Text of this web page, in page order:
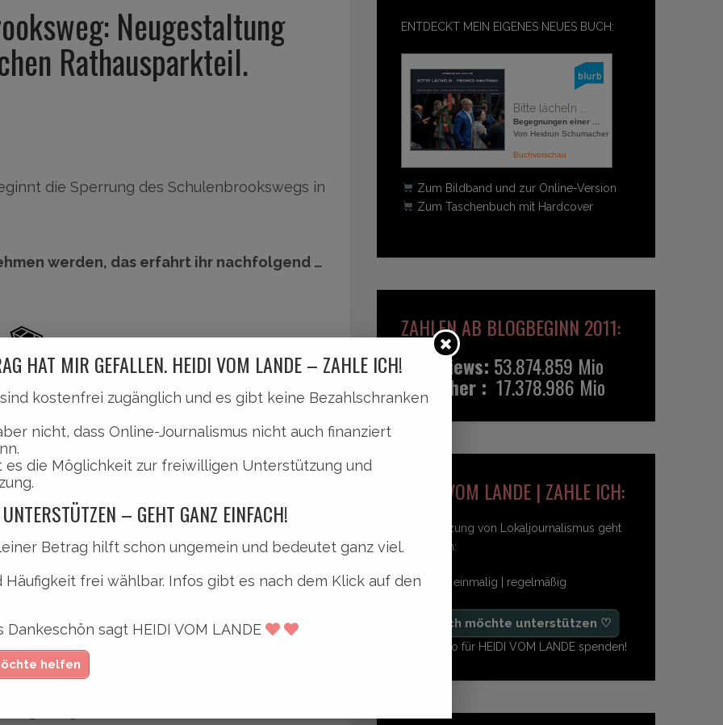
Neugestaltung
Rathausparkteil.
die Sperrung des Schulenbrookswegs in
werden, das erfahrt ihr nachfolgend …
vom Möllers Kamp bis zur Zufahrt des
im südlichen Rathausparkteil ab
Tage in Anspruch nehmen.
die Gehwege im südlichen Rathauspark mit
von Maschinen muss die Fahrbahn
ENTDECKT MEIN EIGENES NEUES BUCH:
Bitte lächeln ...
Begegnungen einer ...
Von Heidrun Schumacher
Buchvorschau
Zum Bildband und zur Online-Version
Zum Taschenbuch mit Hardcover
ZAHLEN AB BLOGBEGINN 2011:
Pageviews: 53.874.859 Mio
Besucher : 17.378.986 Mio
HEIDI VOM LANDE | ZAHLE ICH:
Unterstützung von Lokaljournalismus geht
so einfach:
freiwillig | einmalig | regelmäßig
♡ Ja, ich möchte unterstützen ♡
Ab 1,- Euro für HEIDI VOM LANDE spenden!
HAT MIR GEFALLEN. HEIDI VOM LANDE – ZAHLE ICH!
kostenfrei zugänglich und es gibt keine Bezahlschranken
nicht, dass Online-Journalismus nicht auch finanziert
es die Möglichkeit zur freiwilligen Unterstützung und
– GEHT GANZ EINFACH!
Betrag hilft schon ungemein und bedeutet ganz viel.
Häufigkeit frei wählbar. Infos gibt es nach dem Klick auf den
Dankeschön sagt HEIDI VOM LANDE
helfen